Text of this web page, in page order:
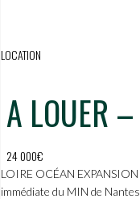
LOCATION
24 000€
LOIRE OCÉAN
immédiate du MIN de